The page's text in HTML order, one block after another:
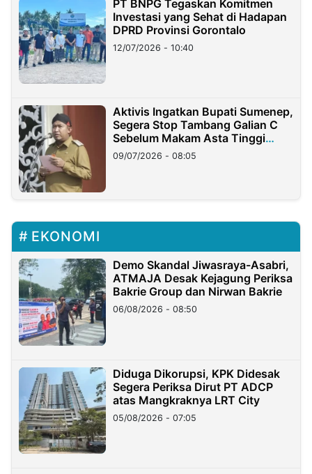
PT BNPG Tegaskan Komitmen
Investasi yang Sehat di Hadapan
DPRD Provinsi Gorontalo
12/07/2026 - 10:40
Aktivis Ingatkan Bupati Sumenep,
Segera Stop Tambang Galian C
Sebelum Makam Asta Tinggi
Longsor
09/07/2026 - 08:05
EKONOMI
Demo Skandal Jiwasraya-Asabri,
ATMAJA Desak Kejagung Periksa
Bakrie Group dan Nirwan Bakrie
06/08/2026 - 08:50
Diduga Dikorupsi, KPK Didesak
Segera Periksa Dirut PT ADCP
atas Mangkraknya LRT City
05/08/2026 - 07:05